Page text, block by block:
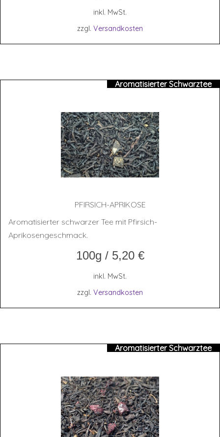
inkl. MwSt.
zzgl. Versandkosten
Aromatisierter Schwarztee
PFIR­SICH-APRI­KO­SE
Aromatisierter schwarzer Tee mit Pfirsich-
Aprikosengeschmack.
100g / 5,20 €
inkl. MwSt.
zzgl. Versandkosten
Aromatisierter Schwarztee